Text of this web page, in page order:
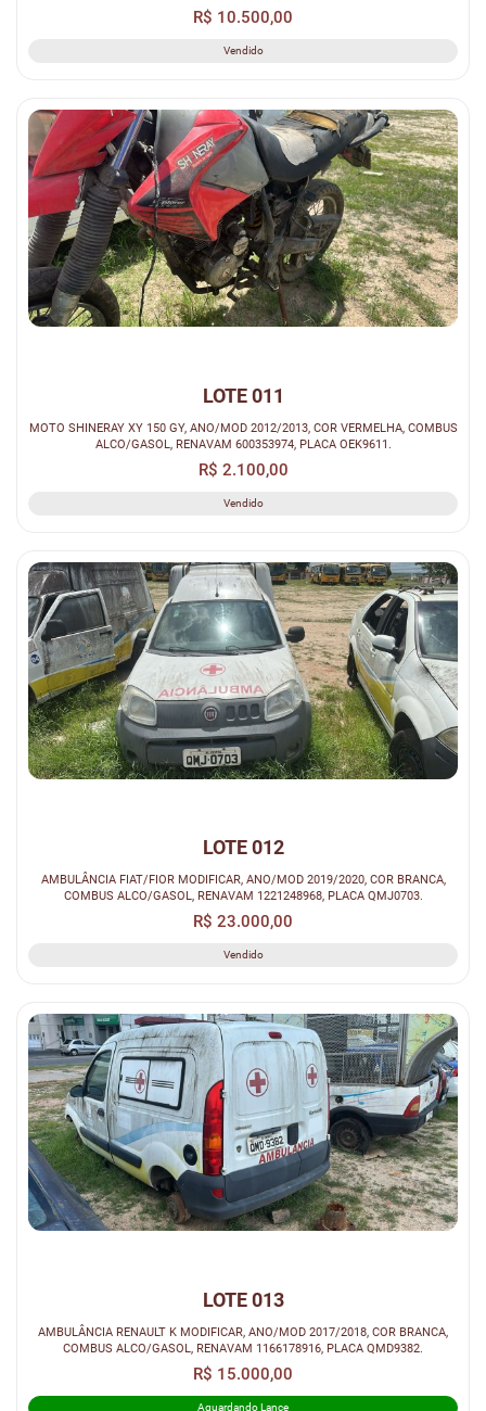
R$ 10.500,00
Vendido
LOTE 011
MOTO SHINERAY XY 150 GY, ANO/MOD 2012/2013, COR VERMELHA, COMBUS
ALCO/GASOL, RENAVAM 600353974, PLACA OEK9611.
R$ 2.100,00
Vendido
LOTE 012
AMBULÂNCIA FIAT/FIOR MODIFICAR, ANO/MOD 2019/2020, COR BRANCA,
COMBUS ALCO/GASOL, RENAVAM 1221248968, PLACA QMJ0703.
R$ 23.000,00
Vendido
LOTE 013
AMBULÂNCIA RENAULT K MODIFICAR, ANO/MOD 2017/2018, COR BRANCA,
COMBUS ALCO/GASOL, RENAVAM 1166178916, PLACA QMD9382.
R$ 15.000,00
Aguardando Lance